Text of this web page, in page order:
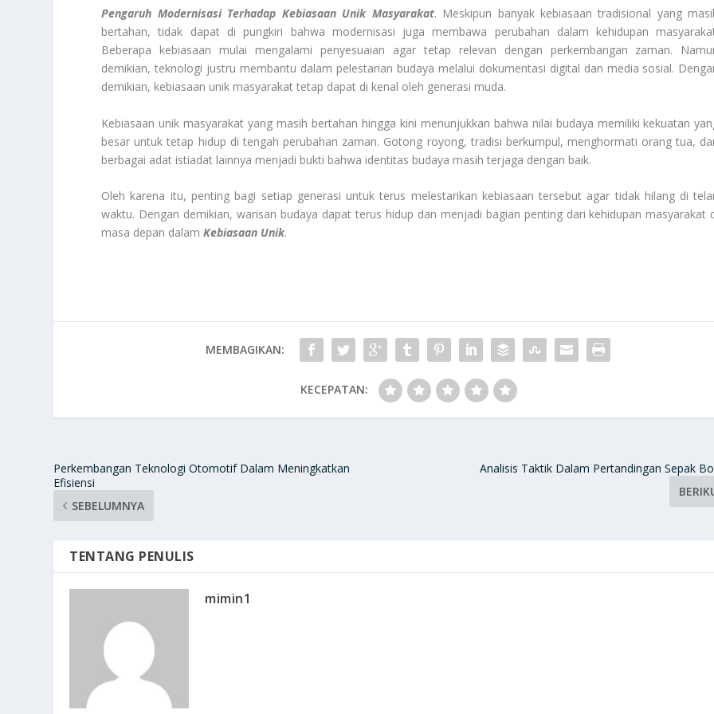
Pengaruh Modernisasi Terhadap Kebiasaan Unik Masyarakat. Meskipun banyak kebiasaan tradisional yang
bertahan, tidak dapat di pungkiri bahwa modernisasi juga membawa perubahan dalam kehidupan
Beberapa kebiasaan mulai mengalami penyesuaian agar tetap relevan dengan perkembangan zaman.
demikian, teknologi justru membantu dalam pelestarian budaya melalui dokumentasi digital dan media sosial.
demikian, kebiasaan unik masyarakat tetap dapat di kenal oleh generasi muda.
Kebiasaan unik masyarakat yang masih bertahan hingga kini menunjukkan bahwa nilai budaya memiliki kekuatan
besar untuk tetap hidup di tengah perubahan zaman. Gotong royong, tradisi berkumpul, menghormati orang tua,
berbagai adat istiadat lainnya menjadi bukti bahwa identitas budaya masih terjaga dengan baik.
Oleh karena itu, penting bagi setiap generasi untuk terus melestarikan kebiasaan tersebut agar tidak hilang di
waktu. Dengan demikian, warisan budaya dapat terus hidup dan menjadi bagian penting dari kehidupan masyarakat
masa depan dalamKebiasaan Unik.
MEMBAGIKAN:
KECEPATAN:
Perkembangan Teknologi Otomotif Dalam Meningkatkan
Efisiensi
SEBELUMNYA
Analisis Taktik Dalam Pertandingan Sepak
TENTANG PENULIS
mimin1